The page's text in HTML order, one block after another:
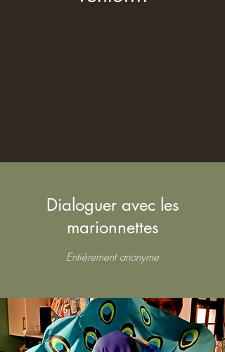
Dialoguer avec les
marionnettes
Entièrement anonyme